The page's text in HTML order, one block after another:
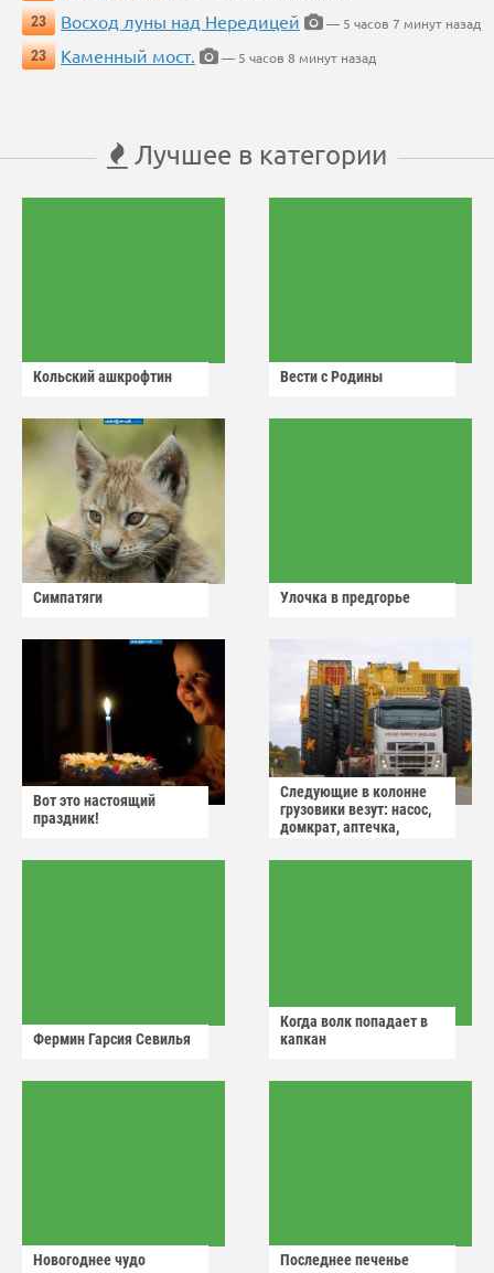
23
Восход луны над Нередицей
— 5 часов 7 минут назад
23
Каменный мост. — 5 часов 8 минут назад
Лучшее в категории
Кольский ашкрофтин Вести с Родины
Симпатяги Улочка в предгорье
Вот это настоящий
праздник!
Следующие в колонне
грузовики везут: насос,
домкрат, аптечка,
Фермин Гарсия Севилья
Когда волк попадает в
капкан
Новогоднее чудо Последнее печенье